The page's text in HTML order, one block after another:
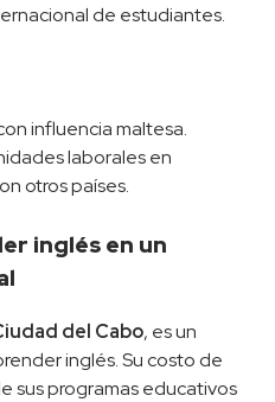
de estudiantes.
influencia maltesa.
laborales en
otros países.
inglés en un
del Cabo, es un
inglés. Su costo de
sus programas educativos